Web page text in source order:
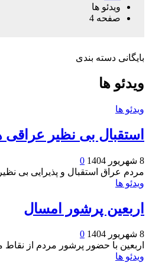
ویدئو ها
صفحه 4
بایگانی دسته بندی
ویدئو ها
ویدئو ها
استقبال بی نظیر عراقی
8 شهریور 1404
0
مردم عراق استقبال و پذیرایی بی
ویدئو ها
اربعین پرشور امسال
8 شهریور 1404
0
اربعین با حضور پرشور مردم از
ویدئو ها